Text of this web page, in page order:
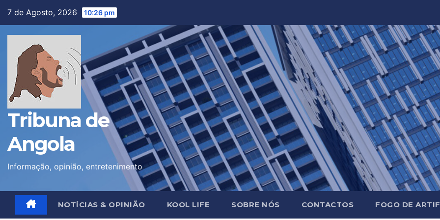
7 de Agosto, 2026 10:26 pm
Tribuna de
Angola
Informação, opinião, entretenimento
NOTÍCIAS & OPINIÃO KOOL LIFE SOBRE NÓS CONTACTOS FOGO DE